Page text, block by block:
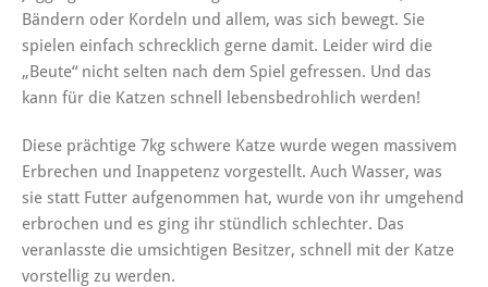
Bändern oder Kordeln und allem, was sich bewegt. Sie
spielen einfach schrecklich gerne damit. Leider wird die
„Beute“ nicht selten nach dem Spiel gefressen. Und das
kann für die Katzen schnell lebensbedrohlich werden!
Diese prächtige 7kg schwere Katze wurde wegen massivem
Erbrechen und Inappetenz vorgestellt. Auch Wasser, was
sie statt Futter aufgenommen hat, wurde von ihr umgehend
erbrochen und es ging ihr stündlich schlechter. Das
veranlasste die umsichtigen Besitzer, schnell mit der Katze
vorstellig zu werden.